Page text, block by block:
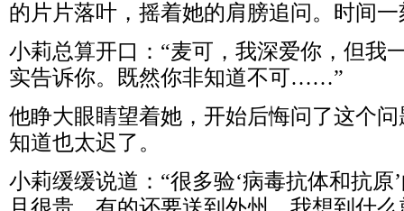
的片片落叶，摇着她的肩膀追问。时间
小莉总算开口：“麦可，我深爱你，但我
实告诉你。既然你非知道不可……”
他睁大眼睛望着她，开始后悔问了这个
知道也太迟了。
小莉缓缓说道：“很多验‘病毒抗体和抗原